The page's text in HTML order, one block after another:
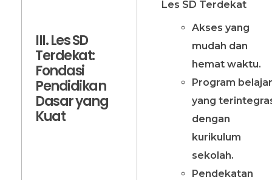
III. Les SD
Terdekat:
Fondasi
Pendidikan
Dasar yang
Kuat
Les SD Terdekat
Akses yang
mudah dan
hemat waktu.
Program belajar
yang
dengan
kurikulum
sekolah.
Pendekatan